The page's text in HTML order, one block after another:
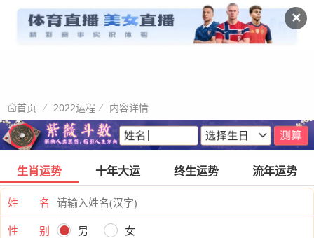
✕
首页 2022运程 内容详情
生肖运势 十年大运 终生运势 流年运势
姓 名
性 别
男
女